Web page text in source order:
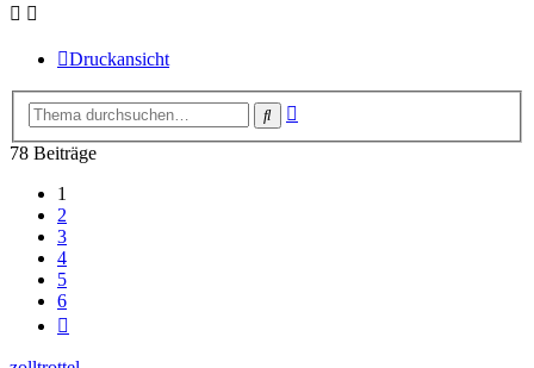
Druckansicht
Suche
78 Beiträge
1
2
3
4
5
6